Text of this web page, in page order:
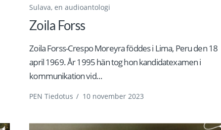
Sulava, en audioantologi
Zoila Forss
Zoila Forss-Crespo Moreyra föddes i Lima, Peru den 18
april 1969. År 1995 hän tog hon kandidatexamen i
kommunikation vid...
PEN Tiedotus / 10 november 2023